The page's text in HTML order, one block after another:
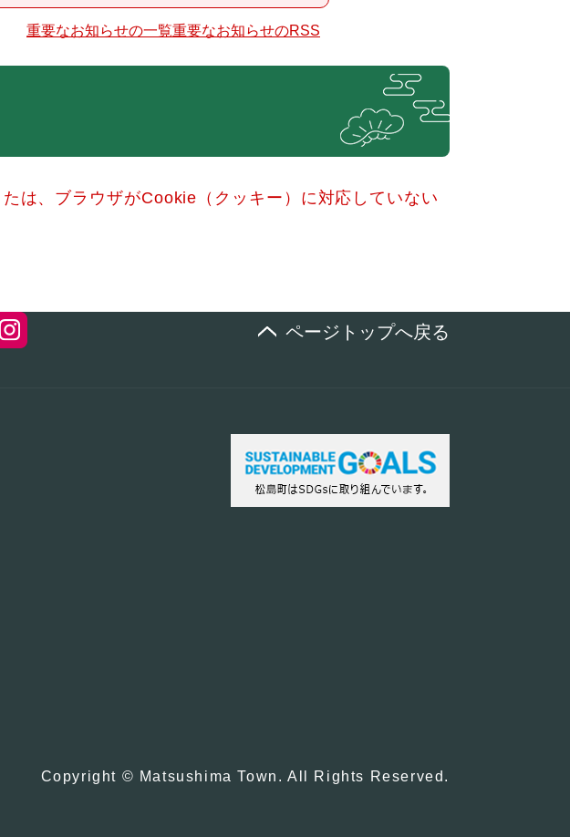
重要なお知らせの一覧重要なお知らせのRSS
は、ブラウザがCookie（クッキー）に対応していない
ページトップへ戻る
Copyright © Matsushima Town. All Rights Reserved.